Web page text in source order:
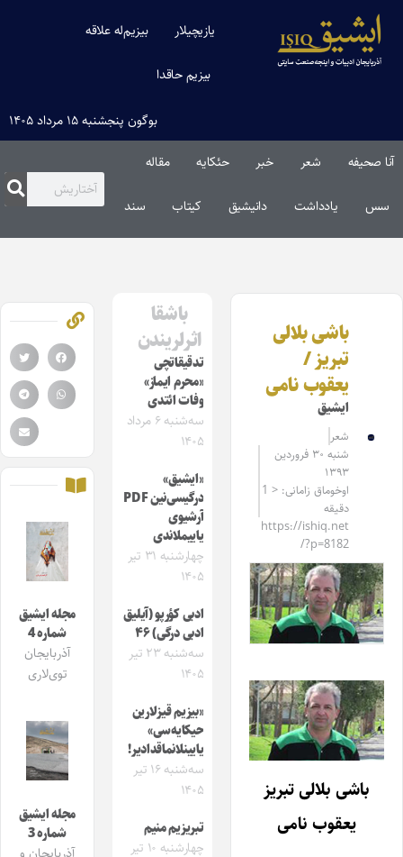
یازیچیلار بیزیم‌له علاقه
بیزیم حاقدا
بوگون پنجشنبه ۱۵ مرداد ۱۴۰۵
آنا صحیفه شعر خبر حئکایه مقاله‌
سس یادداشت دانیشیق کیتاب سند
باشی بلالی
تبریز /
یعقوب نامی
ایشیق
شعر
شنبه ۳۰ فروردین
۱۳۹۳
اوخوماق زامانی: < 1
دقیقه
https://ishiq.net
/?p=8182
باشی بلالی تبریز
یعقوب نامی
باشقا
اثرلریندن
تدقیقاتچی
«محرم ایماز»
وفات ائتدی
سه‌شنبه ۶ مرداد
۱۴۰۵
«ایشیق»
درگیسی‌نین PDF
آرشیوی
یاییملاندی
چهارشنبه ۳۱ تیر
۱۴۰۵
ادبی کؤرپو (آیلیق
ادبی درگی) ۴۶
سه‌شنبه ۲۳ تیر
۱۴۰۵
«بیزیم قیزلارین
حیکایه‌سی»
یایینلانماقدادیر!
سه‌شنبه ۱۶ تیر
۱۴۰۵
تبریزیم منیم
چهارشنبه ۱۰ تیر
مجله ایشیق
شماره 4
آذربایجان
توی‌لاری
مجله ایشیق
شماره 3